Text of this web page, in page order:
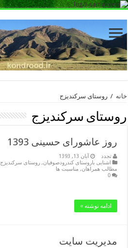
خانه / روستای سرکندیزج
روستای سرکندیزج
روز عاشورای حسینی 1393
تجدد
آبان 13, 1393
اشنایی باروستای کندرودصوفیان,روستای سرکندیزج
مطالب همراهان, مناسبت ها
0
ادامه نوشته »
مدیریت سایت